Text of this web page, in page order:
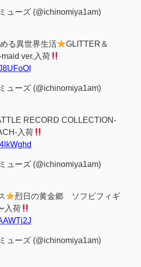
ューズ (@ichinomiya1am)
る異世界生活
GLITTER＆
ver.入荷
ューズ (@ichinomiya1am)
RECORD COLLECTION-
入荷
ューズ (@ichinomiya1am)
烈日の黄金郷 ソフビフィギ
入荷
ューズ (@ichinomiya1am)